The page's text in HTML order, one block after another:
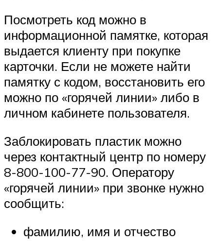
Посмотреть код можно в
информационной памятке, которая
выдается клиенту при покупке
карточки. Если не можете найти
памятку с кодом, восстановить его
можно по «горячей линии» либо в
личном кабинете пользователя.
Заблокировать пластик можно
через контактный центр по номеру
8-800-100-77-90. Оператору
«горячей линии» при звонке нужно
сообщить:
фамилию, имя и отчество